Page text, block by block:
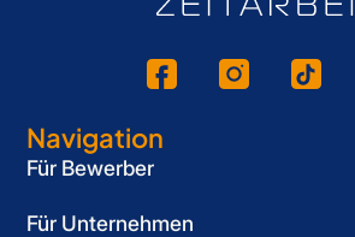
Navigation
Für Bewerber
Für Unternehmen